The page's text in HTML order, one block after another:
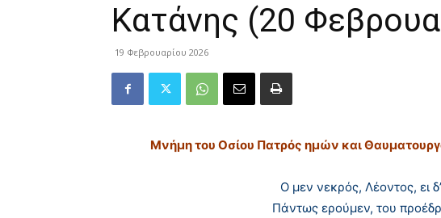
Kατάνης (20
19 Φεβρουαρίου 2026
Μνήμη του Oσίου Πατρός ημών και
O μεν νεκρός, Λέοντος, ει
Πάντως ερούμεν, του